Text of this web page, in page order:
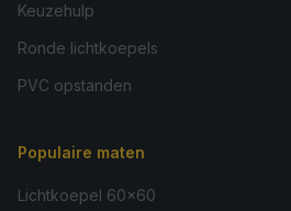
Keuzehulp
Ronde lichtkoepels
PVC opstanden
Populaire maten
Lichtkoepel 60×60